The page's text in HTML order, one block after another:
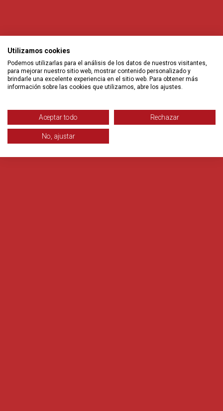
Utilizamos cookies
Podemos utilizarlas para el análisis de los datos de nuestros visitantes,
para mejorar nuestro sitio web, mostrar contenido personalizado y
brindarle una excelente experiencia en el sitio web. Para obtener más
información sobre las cookies que utilizamos, abre los ajustes.
Aceptar todo Rechazar
No, ajustar